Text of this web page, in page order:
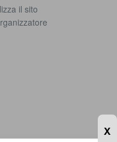
il sito
X